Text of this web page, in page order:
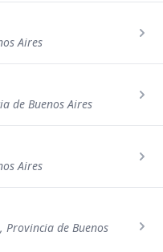
Aires
de Buenos Aires
Aires
Provincia de Buenos